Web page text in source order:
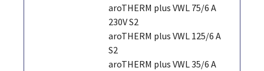
aroTHERM plus VWL 75/6 A
230V S2
aroTHERM plus VWL 125/6 A
S2
aroTHERM plus VWL 35/6 A